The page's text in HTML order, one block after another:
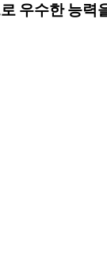
우수한 능